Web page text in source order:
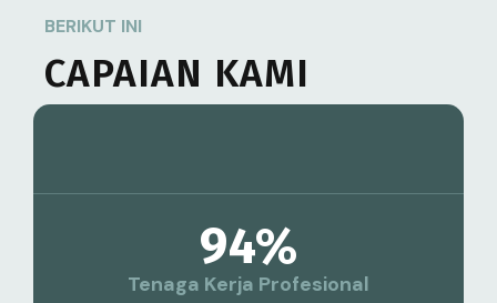
BERIKUT INI
CAPAIAN KAMI
94%
Tenaga Kerja Profesional